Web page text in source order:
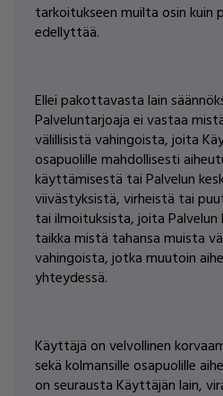
tarkoitukseen muilta osin kuin
edellyttää.
Ellei pakottavasta lain
Palveluntarjoaja ei vastaa
välillisistä vahingoista, joita
osapuolille mahdollisesti
käyttämisestä tai Palvelun
viivästyksistä, virheistä tai
tai ilmoituksista, joita
taikka mistä tahansa muista
vahingoista, jotka muutoin
yhteydessä.
Käyttäjä on velvollinen
sekä kolmansille osapuolille
on seurausta Käyttäjän lain,